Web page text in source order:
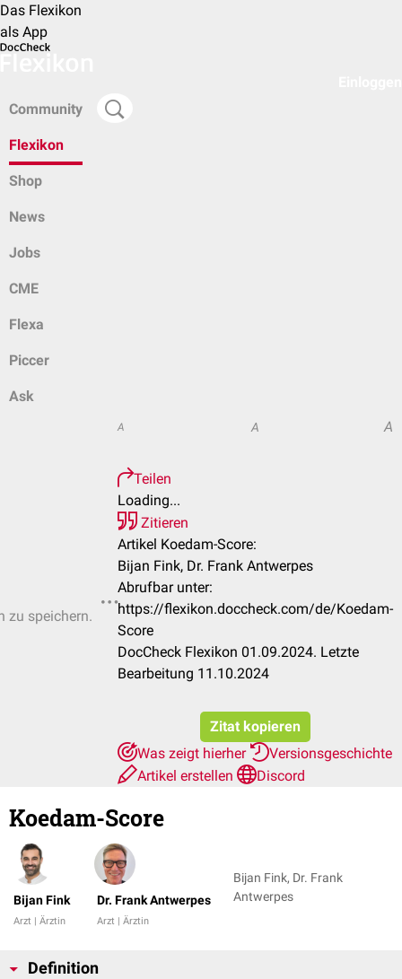
Das Flexikon
als App
Community
Flexikon
Shop
News
Jobs
CME
Flexa
Piccer
Ask
zu speichern.
A A A
Teilen
Loading...
Zitieren
Artikel Koedam-Score:
Bijan Fink, Dr. Frank Antwerpes
Abrufbar unter:
https://flexikon.doccheck.com/de/Koedam-
Score
DocCheck Flexikon 01.09.2024. Letzte
Bearbeitung 11.10.2024
Zitat kopieren
Was zeigt hierher
Versionsgeschichte
Artikel erstellen
Discord
Koedam-Score
Bijan Fink
Arzt | Ärztin
Dr. Frank Antwerpes
Arzt | Ärztin
Bijan Fink, Dr. Frank
Antwerpes
Definition